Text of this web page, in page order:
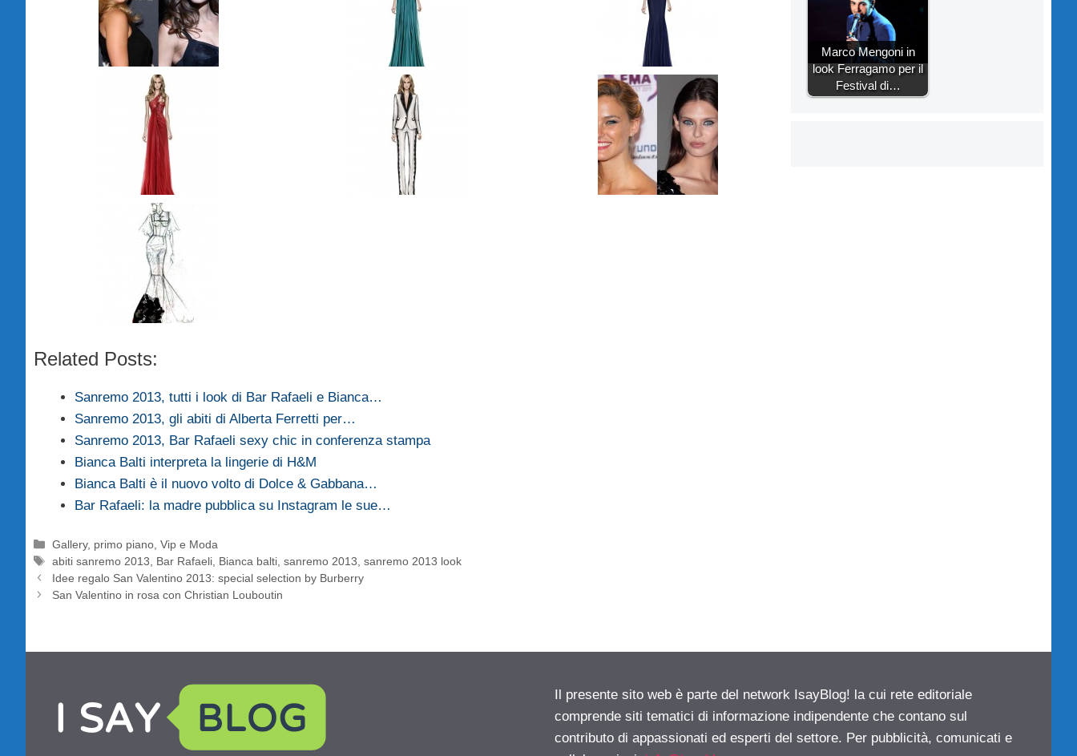
Related Posts:
Sanremo 2013, tutti i look di Bar Rafaeli e Bianca…
Sanremo 2013, gli abiti di Alberta Ferretti per…
Sanremo 2013, Bar Rafaeli sexy chic in conferenza stampa
Bianca Balti interpreta la lingerie di H&M
Bianca Balti è il nuovo volto di Dolce & Gabbana…
Bar Rafaeli: la madre pubblica su Instagram le sue…
Categorie
Gallery, primo piano ,Vip e Moda
Tag
abiti sanremo 2013 Bar Rafaeli Bianca balti ,sanremo 2013 ,sanremo 2013 look
Idee regalo San Valentino 2013: special selection by Burberry
San Valentino in rosa con Christian Louboutin
Marco Mengoni in
look Ferragamo per il
Festival di…
Il presente sito web è parte del network IsayBlog! la cui rete editoriale
comprende siti tematici di informazione indipendente che contano sul
contributo di appassionati ed esperti del settore. Per pubblicità, comunicati e